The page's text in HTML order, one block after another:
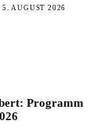
5. AUGUST 2026
Programm